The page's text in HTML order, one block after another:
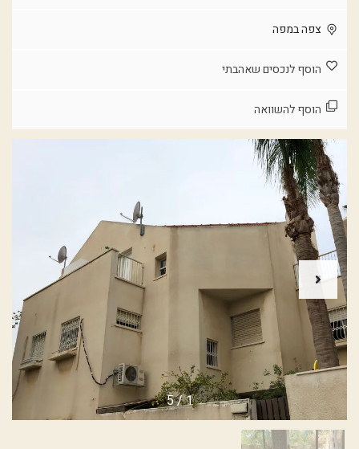
צפה במפה
הוסף לנכסים שאהבתי
הוסף להשוואה
1
/
5